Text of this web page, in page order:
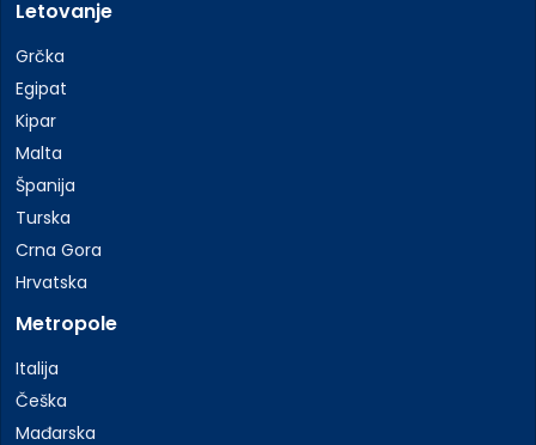
Letovanje
Grčka
Egipat
Kipar
Malta
Španija
Turska
Crna Gora
Hrvatska
Metropole
Italija
Češka
Mađarska